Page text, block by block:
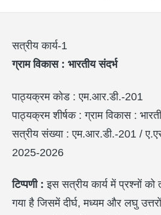
सत्रीय कार्य-1
ग्राम विकास : भारतीय संदर्भ
पाठ्यक्रम कोड : एम.आर.डी.-201
पाठ्यक्रम शीर्षक : ग्राम विकास :
सत्रीय संख्या : एम.आर.डी.-201 /
2025-2026
टिप्पणी : इस सत्रीय कार्य में प्रश्नों को
गया है जिसमें दीर्घ, मध्यम और लघु